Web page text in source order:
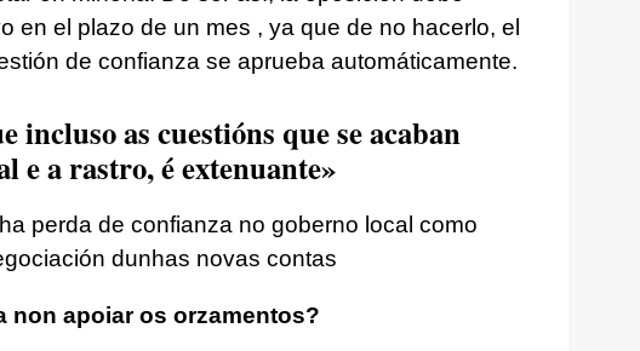
en el plazo de un mes , ya que de no hacerlo, el
de confianza se aprueba automáticamente.
incluso as cuestións que se acaban
e a rastro, é extenuante»
perda de confianza no goberno local como
dunhas novas contas
apoiar os orzamentos?